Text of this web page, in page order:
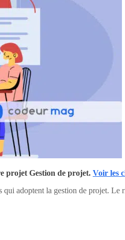
projet Gestion de projet. Voir les
adoptent la gestion de projet.